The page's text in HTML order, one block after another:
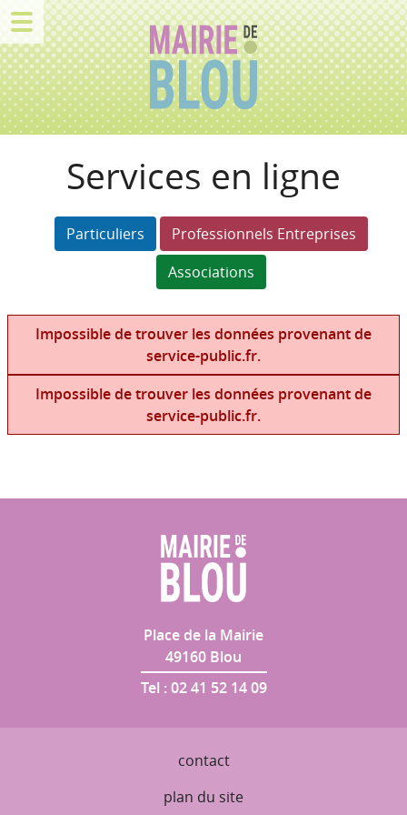
Services en ligne
Particuliers
Professionnels Entreprises
Associations
Impossible de trouver les données provenant de
service-public.fr.
Impossible de trouver les données provenant de
service-public.fr.
Place de la Mairie
49160 Blou
Tel : 02 41 52 14 09
contact
plan du site